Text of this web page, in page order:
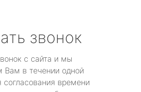
звонок
с сайта и мы
Вам в течении одной
времени